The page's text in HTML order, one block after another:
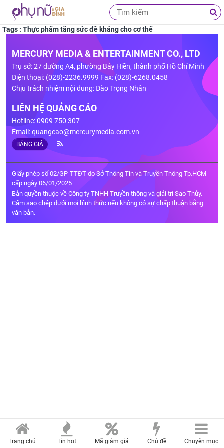
Tags : Thực phẩm tăng sức đề kháng cho cơ thể
MERCURY MEDIA & ENTERTAINMENT CO., LTD
Trụ sở: 27 đường A4, phường Bảy Hiền, thành phố Hồ Chí Minh
Điện thoại: (028)-2236.9999 Fax: (028)-6268.0458
Chịu trách nhiệm nội dung: Đào Trọng Nhân
LIÊN HỆ QUẢNG CÁO
Hotline: 0909 750 307
Email:quangcao@mercurymedia.com.vn
BẢNG GIÁ
Giấy phép số 02/GP-TTĐT do Sở Thông Tin và Truyền Thông Tp.HCM
cấp ngày 06/01/2025
Bản quyền thuộc về Công ty TNHH Truyền thông và giải trí Sao Thủy.
Cấm sao chép dưới mọi hình thức nếu không có sự chấp thuận bằng
văn bản.
Trang chủ Tin hot Mã giảm giá Chủ đề Chuyên mục